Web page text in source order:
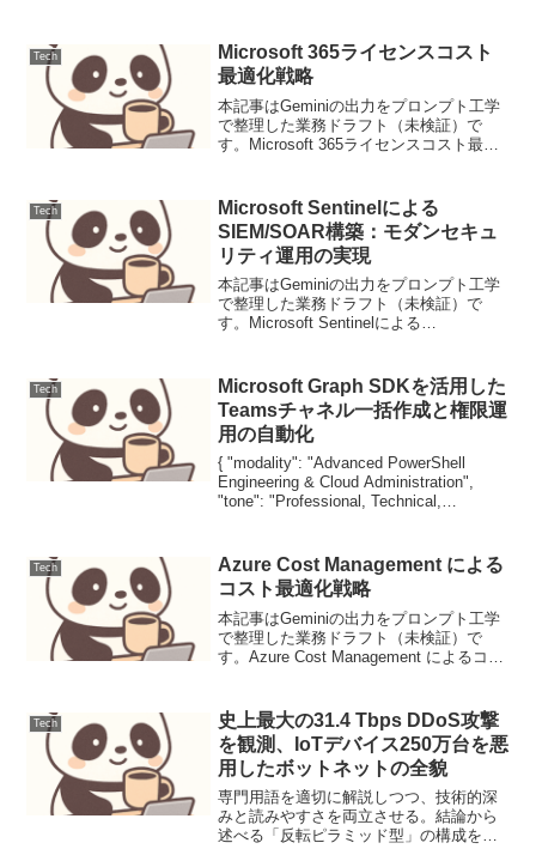
る「ソルト」の役割を問うている。レ
イ...
Tech
Microsoft 365ライセンスコスト
最適化戦略
本記事はGeminiの出力をプロンプト工学
で整理した業務ドラフト（未検証）で
す。Microsoft 365ライセンスコスト最適
イセンスコストは運用費用の大...
Tech
Microsoft Sentinelによる
SIEM/SOAR構築：モダンセキュ
リティ運用の実現
本記事はGeminiの出力をプロンプト工学
で整理した業務ドラフト（未検証）で
す。Microsoft Sentinelによる
において、組織はセキュリティ運用の強
化...
Tech
Microsoft Graph SDKを活用した
Teamsチャネル一括作成と権限運
用の自動化
{ "modality": "Advanced PowerShell
Engineering & Cloud Administration",
"tone": "Professional, Technical,
Tech
Azure Cost Management による
コスト最適化戦略
本記事はGeminiの出力をプロンプト工学
で整理した業務ドラフト（未検証）で
す。Azure Cost Management によるコス
能性を左右する重要な要素となってい...
Tech
史上最大の31.4 Tbps DDoS攻撃
を観測、IoTデバイス250万台を悪
用したボットネットの全貌
専門用語を適切に解説しつつ、技術的深
みと読みやすさを両立させる。結論から
述べる「反転ピラミッド型」の構成を維